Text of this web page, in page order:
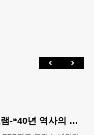
■ 화제의 여행 프로그램-“40년 역사의 신뢰… 서유럽 8개국 13일 대장정”